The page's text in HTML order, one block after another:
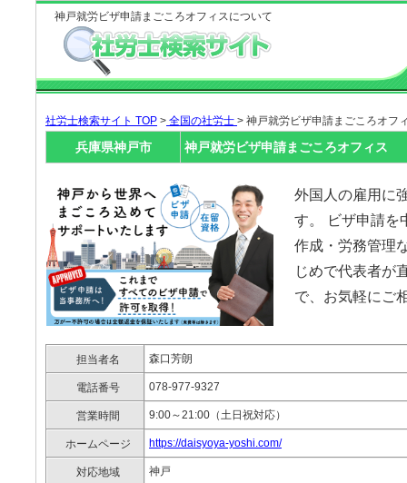
神戸就労ビザ申請まごころオフィスについて
社労士検索サイト TOP > 全国の社労士 > 神戸就労ビザ申請まごころオフ
兵庫県神戸市 神戸就労ビザ申請まごころオフィス
外国人の雇用に
す。 ビザ申請を
作成・労務管理
じめで代表者が
で、お気軽にご
担当者名 森口芳朗
電話番号 078-977-9327
営業時間 9:00～21:00（土日祝対応）
ホームページ https://daisyoya-yoshi.com/
対応地域 神戸